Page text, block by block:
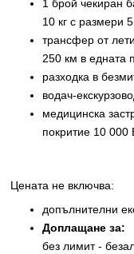
1 брой чекиран
10 кг с размери
трансфер от
250 км в едната
разходка в
водач-
медицинска
покритие 10 000
Цената не включва:
допълнителни
Доплащане за:
без лимит -